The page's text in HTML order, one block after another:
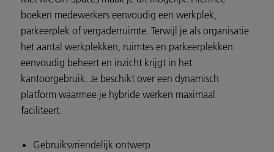
boeken medewerkers eenvoudig een werkplek,
parkeerplek of vergaderruimte. Terwijl je als organisatie
het aantal werkplekken, ruimtes en parkeerplekken
eenvoudig beheert en inzicht krijgt in het
kantoorgebruik. Je beschikt over een dynamisch
platform waarmee je hybride werken maximaal
faciliteert.
Gebruiksvriendelijk ontwerp